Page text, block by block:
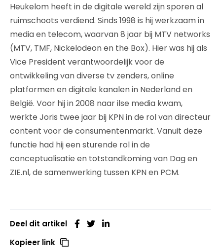
Heukelom heeft in de digitale wereld zijn sporen al
ruimschoots verdiend. Sinds 1998 is hij werkzaam in
media en telecom, waarvan 8 jaar bij MTV networks
(MTV, TMF, Nickelodeon en the Box). Hier was hij als
Vice President verantwoordelijk voor de
ontwikkeling van diverse tv zenders, online
platformen en digitale kanalen in Nederland en
België. Voor hij in 2008 naar ilse media kwam,
werkte Joris twee jaar bij KPN in de rol van directeur
content voor de consumentenmarkt. Vanuit deze
functie had hij een sturende rol in de
conceptualisatie en totstandkoming van Dag en
ZIE.nl, de samenwerking tussen KPN en PCM.
Deel dit artikel
Kopieer link